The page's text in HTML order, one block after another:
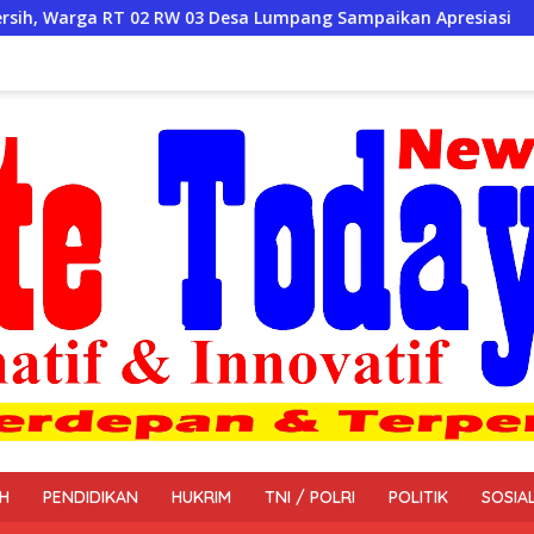
Desa Lumpang Sampaikan Apresiasi
PENDIDIKAN HUKRIM TNI / POLRI POLITIK